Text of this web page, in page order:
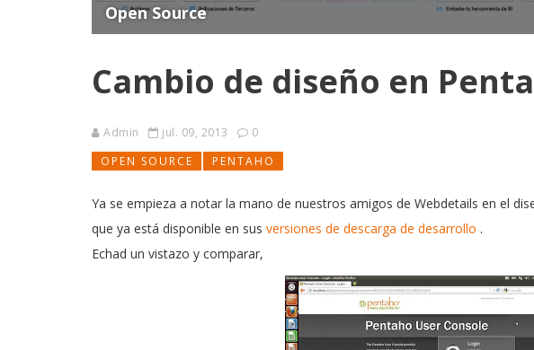
Open Source
Cambio de diseño en
Admin jul. 09, 2013
0
OPEN SOURCE
PENTAHO
Ya se empieza a notar la mano de nuestros amigos de Webdetails en el
que ya está disponible en sus versiones de descarga de desarrollo .
Echad un vistazo y comparar,